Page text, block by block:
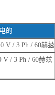
电的
V / 3 Ph / 60赫兹
V / 3 Ph / 60赫兹